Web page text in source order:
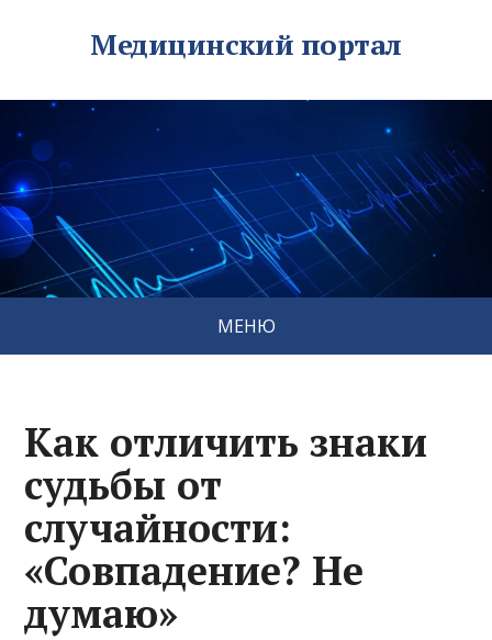
Медицинский портал
МЕНЮ
Как отличить знаки
судьбы от
случайности:
«Совпадение? Не
думаю»